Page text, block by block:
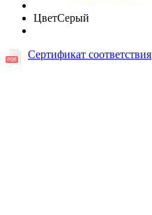
ЦветСерый
Сертификат соответствия